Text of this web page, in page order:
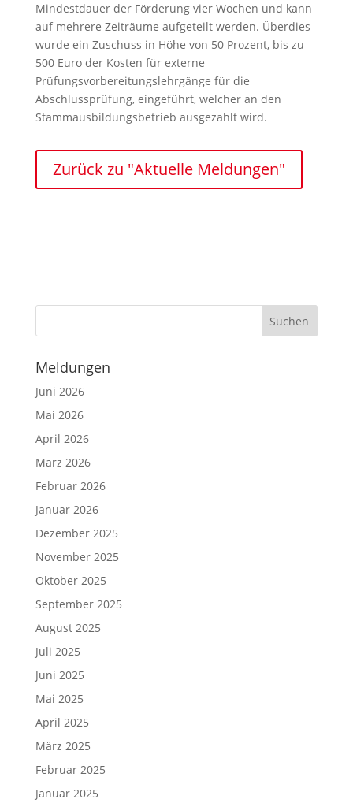
Mindestdauer der Förderung vier Wochen und kann
auf mehrere Zeiträume aufgeteilt werden. Überdies
wurde ein Zuschuss in Höhe von 50 Prozent, bis zu
500 Euro der Kosten für externe
Prüfungsvorbereitungslehrgänge für die
Abschlussprüfung, eingeführt, welcher an den
Stammausbildungsbetrieb ausgezahlt wird.
Zurück zu "Aktuelle Meldungen"
Meldungen
Juni 2026
Mai 2026
April 2026
März 2026
Februar 2026
Januar 2026
Dezember 2025
November 2025
Oktober 2025
September 2025
August 2025
Juli 2025
Juni 2025
Mai 2025
April 2025
März 2025
Februar 2025
Januar 2025